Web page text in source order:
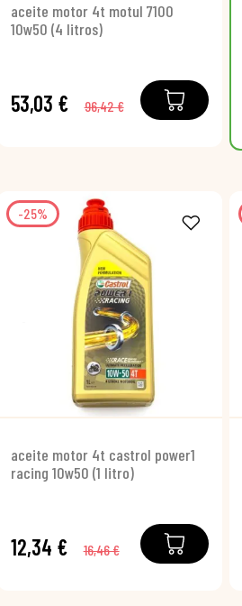
aceite motor 4t motul 7100
10w50 (4 litros)
53,03 € 96,42 €
-25%
aceite motor 4t castrol power1
racing 10w50 (1 litro)
12,34 € 16,46 €